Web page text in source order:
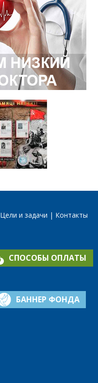
Цели и задачи Контакты
СПОСОБЫ ОПЛАТЫ
БАННЕР ФОНДА